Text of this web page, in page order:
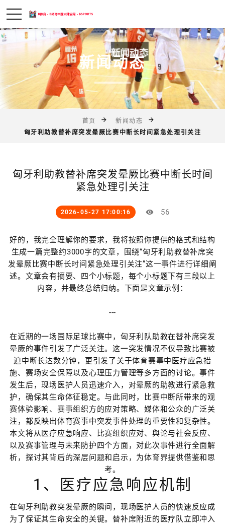
新闻动态
首页
新闻动态
匈牙利助教替补席突发晕厥比赛中断长时间紧急处理引关注
匈牙利助教替补席突发晕厥比赛中断长时间
紧急处理引关注
2026-05-27 17:00:16 56
好的，我完全理解你的要求，我将按照你提供的格式和结构
生成一篇完整约3000字的文章，围绕“匈牙利助教替补席突
发晕厥比赛中断长时间紧急处理引关注”这一事件进行详细阐
述。文章会有摘要、四个小标题，每个小标题下有三段以上
内容，并最终总结归纳。下面是文章示例：
---
在近期的一场国际足球比赛中，匈牙利队助教在替补席突发
晕厥的事件引发了广泛关注。这一突发情况不仅导致比赛被
迫中断长达数分钟，更引发了关于体育赛事中医疗应急措
施、赛场安全保障以及心理压力管理等多方面的讨论。事件
发生后，现场医护人员迅速介入，对晕厥的助教进行紧急救
护，确保其生命体征稳定。与此同时，比赛中断所带来的观
赛体验影响、赛事组织方的应对策略、媒体和公众的广泛关
注，都反映出体育赛事中突发事件处理的重要性和复杂性。
本文将从医疗应急响应、比赛组织应对、舆论与社会反应、
以及赛事管理与未来防护四个方面，对此次事件进行全面解
析，探讨其背后的深层问题和启示，为体育界提供借鉴和思
考。
1、医疗应急响应机制
在匈牙利助教突发晕厥的瞬间，现场医护人员的快速反应成
为了保证其生命安全的关键。替补席附近的医疗队立即冲入